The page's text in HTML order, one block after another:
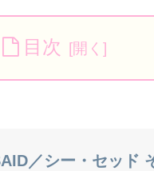
目次
／シー・セッド